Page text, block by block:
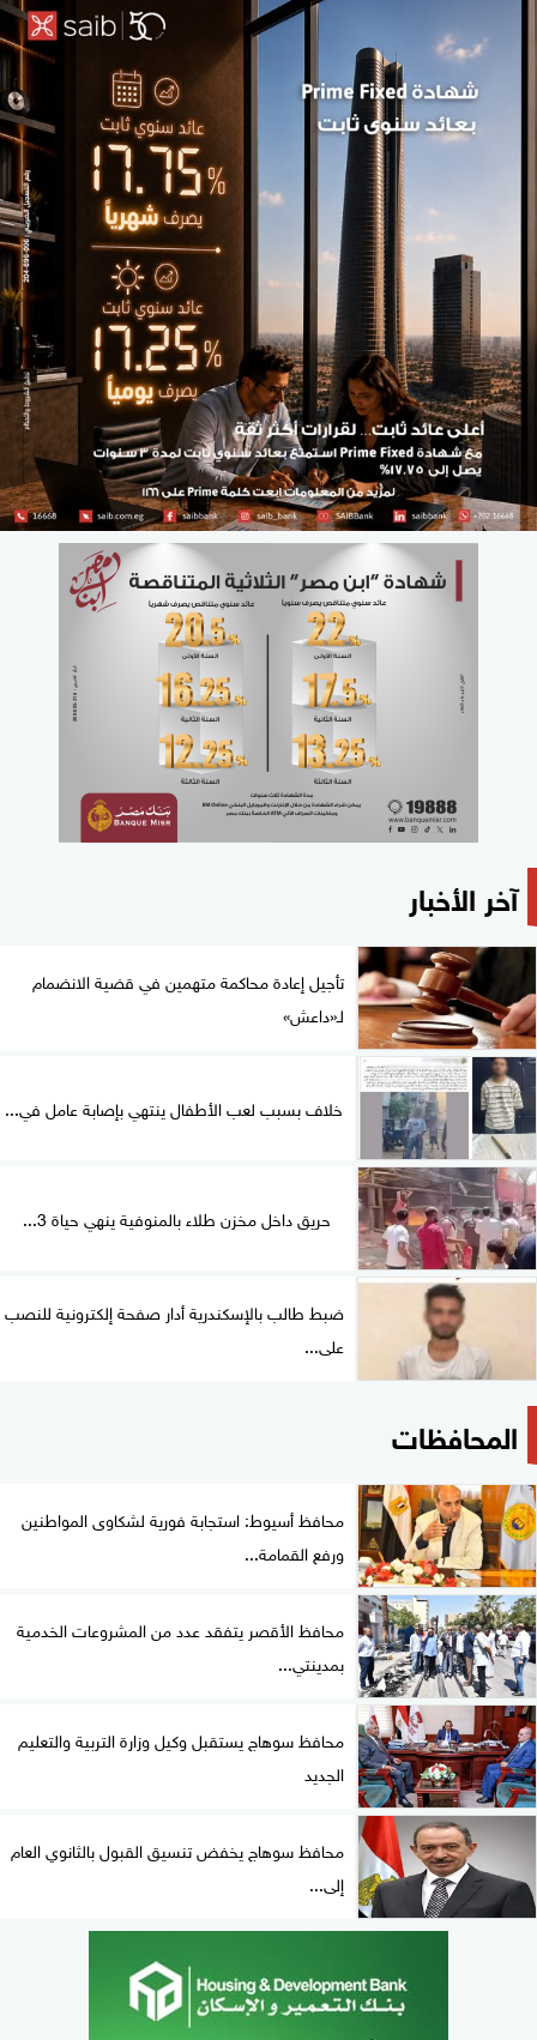
آخر الأخبار
تأجيل إعادة محاكمة متهمين في قضية الانضمام
لـ«داعش»
خلاف بسبب لعب الأطفال ينتهي بإصابة عامل في...
حريق داخل مخزن طلاء بالمنوفية ينهي حياة 3...
ضبط طالب بالإسكندرية أدار صفحة إلكترونية للنصب
على...
المحافظات
محافظ أسيوط: استجابة فورية لشكاوى المواطنين
ورفع القمامة...
محافظ الأقصر يتفقد عدد من المشروعات الخدمية
بمدينتي...
محافظ سوهاج يستقبل وكيل وزارة التربية والتعليم
الجديد
محافظ سوهاج يخفض تنسيق القبول بالثانوي العام
إلى...